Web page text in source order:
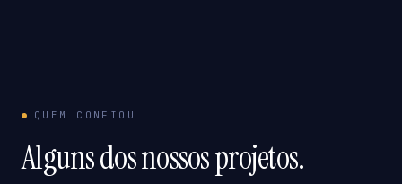
QUEM CONFIOU
Alguns dos nossos projetos.